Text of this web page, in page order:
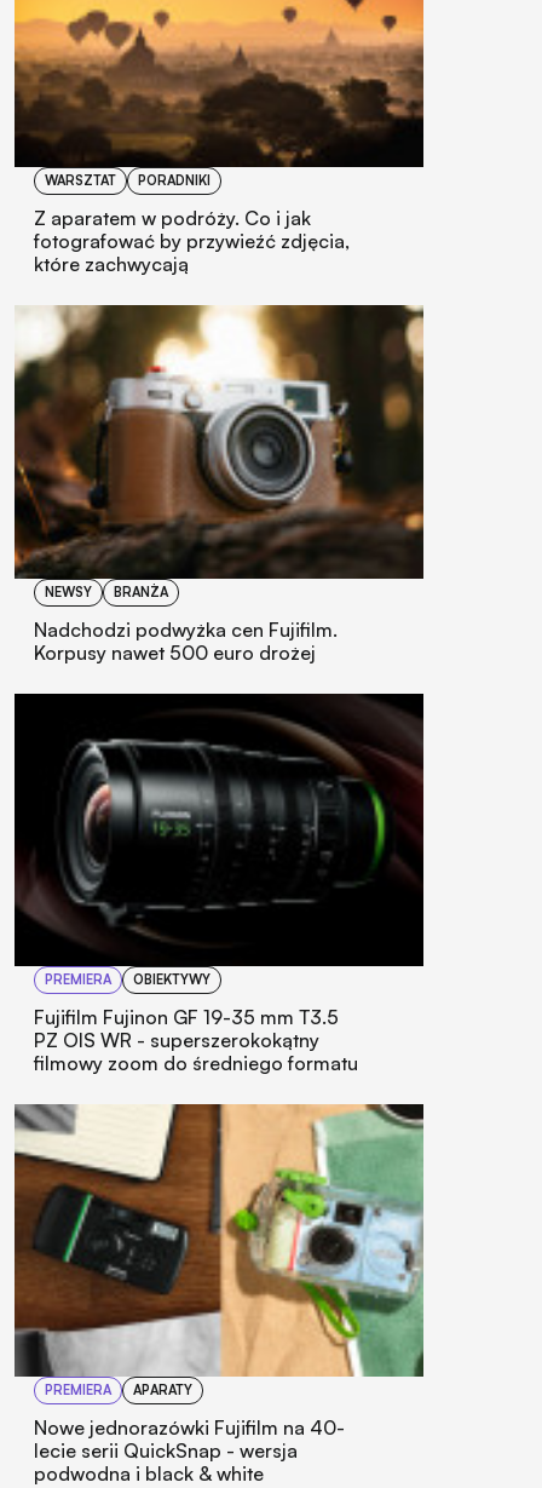
WARSZTAT PORADNIKI
Z aparatem w podróży. Co i jak
fotografować by przywieźć zdjęcia,
które zachwycają
NEWSY BRANŻA
Nadchodzi podwyżka cen Fujifilm.
Korpusy nawet 500 euro drożej
PREMIERA OBIEKTYWY
Fujifilm Fujinon GF 19-35 mm T3.5
PZ OIS WR - superszerokokątny
filmowy zoom do średniego formatu
PREMIERA APARATY
Nowe jednorazówki Fujifilm na 40-
lecie serii QuickSnap - wersja
podwodna i black & white